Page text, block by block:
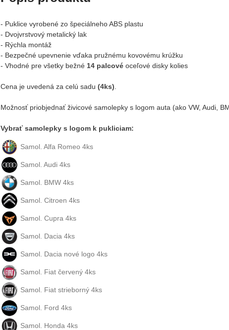
- Puklice vyrobené zo špeciálneho ABS plastu
- Dvojvrstvový metalický lak
- Rýchla montáž
- Bezpečné upevnenie vďaka pružnému kovovému krúžku
- Vhodné pre všetky bežné 14 palcovéoceľové disky kolies
Cena je uvedená za celú sadu (4ks).
Možnosť priobjednať živicové samolepky s logom auta (ako VW, Audi,
Vybrať samolepky s logom k pukliciam:
Samol. Alfa Romeo 4ks
Samol. Audi 4ks
Samol. BMW 4ks
Samol. Citroen 4ks
Samol. Cupra 4ks
Samol. Dacia 4ks
Samol. Dacia nové logo 4ks
Samol. Fiat červený 4ks
Samol. Fiat strieborný 4ks
Samol. Ford 4ks
Samol. Honda 4ks